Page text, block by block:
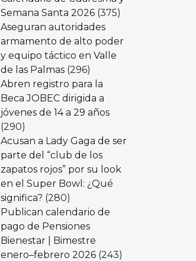
Semana Santa 2026 (375)
Aseguran autoridades
armamento de alto poder
y equipo táctico en Valle
de las Palmas (296)
Abren registro para la
Beca JOBEC dirigida a
jóvenes de 14 a 29 años
(290)
Acusan a Lady Gaga de ser
parte del “club de los
zapatos rojos” por su look
en el Super Bowl: ¿Qué
significa? (280)
Publican calendario de
pago de Pensiones
Bienestar | Bimestre
enero–febrero 2026 (243)